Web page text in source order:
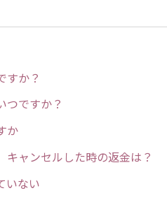
すか？
つですか？
か
ャンセルした時の返金は？
いない